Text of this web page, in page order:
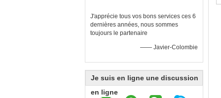
J'apprécie tous vos bons services ces 6
dernières années, nous sommes
toujours le partenaire
—— Javier-Colombie
Je suis en ligne une discussion
en ligne